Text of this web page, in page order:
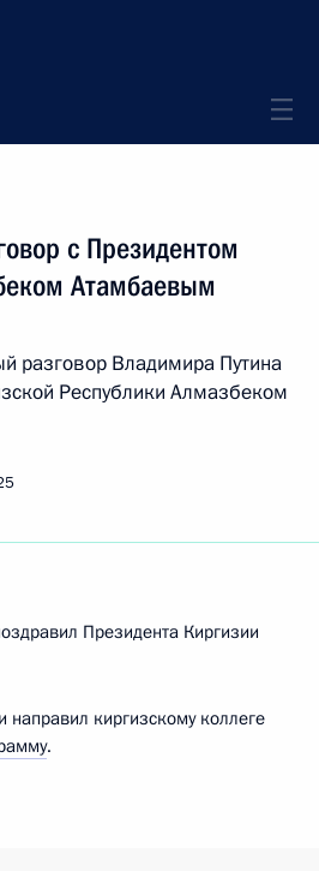
с Президентом
Атамбаевым
разговор Владимира Путина
Республики Алмазбеком
Президента Киргизии
направил киргизскому коллеге
.